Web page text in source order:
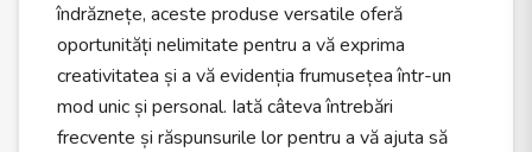
îndrăznețe, aceste produse versatile oferă
oportunități nelimitate pentru a vă exprima
creativitatea și a vă evidenția frumusețea într-un
mod unic și personal. Iată câteva întrebări
frecvente și răspunsurile lor pentru a vă ajuta să